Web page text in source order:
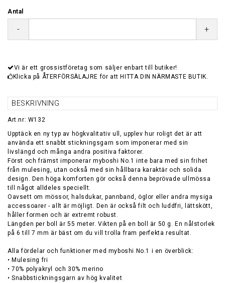
Antal
- +
Vi är ett grossistföretag som säljer enbart till butiker!
Klicka på ÅTERFÖRSÄLAJRE för att HITTA DIN NÄRMASTE BUTIK.
BESKRIVNING
Art.nr: W132
Upptäck en ny typ av högkvalitativ ull, upplev hur roligt det är att
använda ett snabbt stickningsgarn som imponerar med sin
livslängd och många andra positiva faktorer.
Först och främst imponerar myboshi No.1 inte bara med sin frihet
från mulesing, utan också med sin hållbara karaktär och solida
design. Den höga komforten gör också denna beprövade ullmössa
till något alldeles speciellt.
Oavsett om mössor, halsdukar, pannband, öglor eller andra mysiga
accessoarer - allt är möjligt. Den är också filt och luddfri, lättskött,
håller formen och är extremt robust.
Längden per boll är 55 meter. Vikten på en boll är 50 g. En nålstorlek
på 6 till 7 mm är bäst om du vill trolla fram perfekta resultat.
Alla fördelar och funktioner med myboshi No.1 i en överblick:
• Mulesing fri
• 70% polyakryl och 30% merino
• Snabbstickningsgarn av hög kvalitet